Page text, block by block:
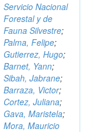
Servicio Nacional
Forestal y de
Fauna Silvestre;
Palma, Felipe;
Gutierrez, Hugo;
Barnet, Yann;
Sibah, Jabrane;
Barraza, Victor;
Cortez, Juliana;
Gava, Maristela;
Mora, Mauricio